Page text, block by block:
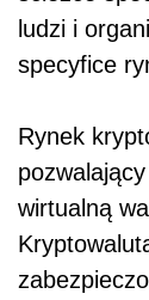
ludzi i
specyfice
Rynek
wirtualną